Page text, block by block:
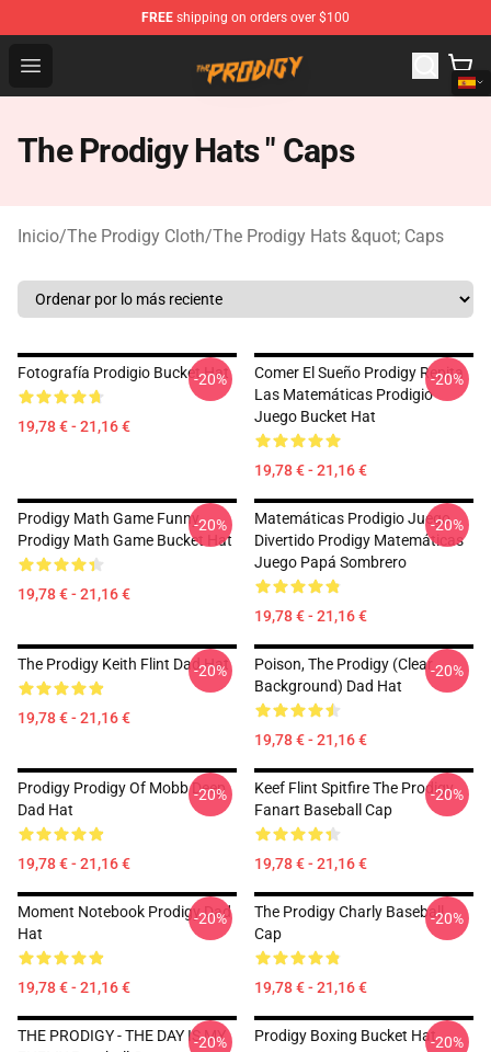
FREE shipping on orders over $100
Open menu
The Prodigy Store - Official The Prodigy Merchandise
The Prodigy Hats " Caps
Inicio/The Prodigy Cloth/The Prodigy Hats &quot; Caps
Fotografía Prodigio Bucket Hat
19,78 € - 21,16 €
-20%
Comer El Sueño Prodigy Repita
Las Matemáticas Prodigio
Juego Bucket Hat
19,78 € - 21,16 €
-20%
Prodigy Math Game Funny
Prodigy Math Game Bucket Hat
19,78 € - 21,16 €
-20%
Matemáticas Prodigio Juego
Divertido Prodigy Matemáticas
Juego Papá Sombrero
19,78 € - 21,16 €
-20%
The Prodigy Keith Flint Dad Hat
19,78 € - 21,16 €
-20%
Poison, The Prodigy (clear
Background) Dad Hat
19,78 € - 21,16 €
-20%
Prodigy Prodigy Of Mobb Deep
Dad Hat
19,78 € - 21,16 €
-20%
Keef Flint Spitfire The Prodigy
Fanart Baseball Cap
19,78 € - 21,16 €
-20%
Moment Notebook Prodigy Dad
Hat
19,78 € - 21,16 €
-20%
The Prodigy Charly Baseball
Cap
19,78 € - 21,16 €
-20%
THE PRODIGY - THE DAY IS MY
-20% Prodigy Boxing Bucket Hat-20%